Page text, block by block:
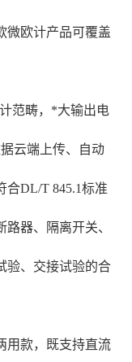
微欧计产品可覆盖
范畴，*大输出电
云端上传、自动
合DL/T 845.1标准
器、隔离开关、
验、交接试验的合
用款，既支持直流